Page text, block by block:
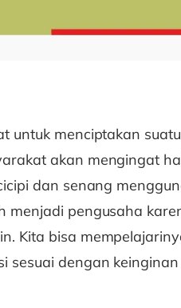
untuk menciptakan
akan mengingat
dan senang
menjadi pengusaha
Kita bisa
sesuai dengan